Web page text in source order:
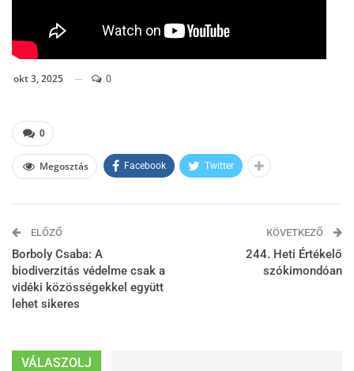
okt 3, 2025 0
0
Megosztás Facebook Twitter
ELŐZŐ
Borboly Csaba: A
biodiverzitás védelme csak a
vidéki közösségekkel együtt
lehet sikeres
KÖVETKEZŐ
244. Heti Értékelő
szókimondóan
VÁLASZOLJ